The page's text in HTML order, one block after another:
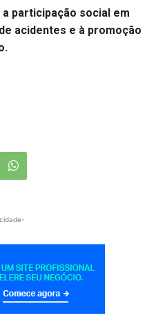
participação social em
acidentes e à promoção